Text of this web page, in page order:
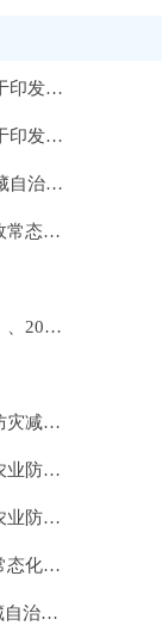
西藏自治区财政厅 西藏自治区农业农村厅关于印发《西藏自治区生猪 （牛羊）调出大县奖励资金管理办法》的通知
西藏自治区财政厅 西藏自治区农业农村厅关于印发《西藏自治区农村综合改革转移支付资金管理办法》的通知
西藏自治区财政厅 西藏自治区农业农村厅西藏自治区水利厅关于印发《西藏自治区农业防灾减灾和水利救灾资金管理实施细则》的通知
西藏自治区财政厅关于下达2026年自治区财政常态化帮扶资金预算的通知
2026年西藏自治区政府一般债券（一至五期）、2026年西藏自治区政府专项债券（一至五期）发行结果公告
西藏自治区财政厅关于下达2026年中央农业防灾减灾和水利救灾资金预算（防灾救灾第二批）的通知
西藏自治区财政厅关于下达2026年中央财政农业防灾减灾和水利救灾资金预算（动物防疫补助）的通知
西藏自治区财政厅关于下达2025年中央财政农业防灾减灾和水利救灾资金预算（防灾救灾第十一批）的通知
西藏自治区财政厅关于下达2026年中央财政常态化帮扶资金预算的通知
西藏自治区财政厅等五家单位关于修改《西藏自治区防空地下室易地建设费征收管理暂行办法》部分条款的通知